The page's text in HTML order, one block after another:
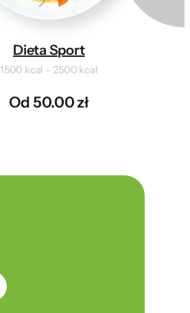
Dieta Sport
1500 kcal – 2500 kcal
Od 50.00 zł